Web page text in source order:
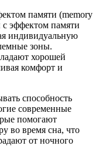
памяти (memory
эффектом памяти
индивидуальную
зоны.
хорошей
комфорт и
способность
современные
помогают
во время сна, что
от ночного